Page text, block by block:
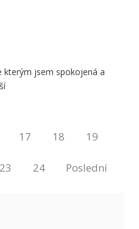
kterým jsem spokojená a
17 18 19
23 24 Poslední